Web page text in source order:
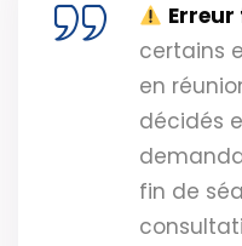
certains
en
décidés
fin de